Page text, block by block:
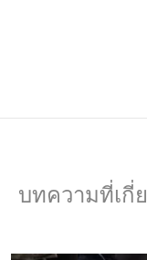
บทความที่เกี่